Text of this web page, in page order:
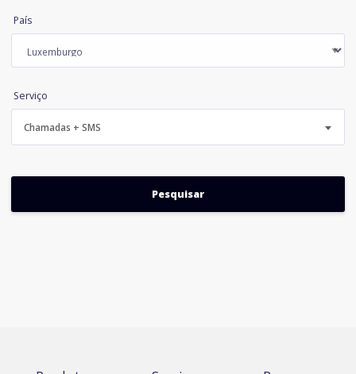
País
Serviço
Chamadas + SMS